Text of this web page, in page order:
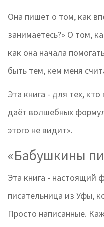
Она пишет о том, как
занимаетесь?» О том,
как она начала
быть тем, кем меня
Эта книга - для тех,
даёт волшебных
этого не видит».
«Бабушкины
Эта книга - настоящий
писательница из Уфы,
Просто написанные.